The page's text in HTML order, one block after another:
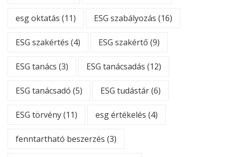
esg oktatás (11) ESG szabályozás (16)
ESG szakértés (4) ESG szakértő (9)
ESG tanács (3) ESG tanácsadás (12)
ESG tanácsadó (5) ESG tudástár(6)
ESG törvény(11) esg értékelés (4)
fenntartható beszerzés (3)